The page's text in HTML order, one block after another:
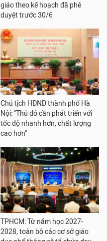
giáo theo kế hoạch đã phê
duyệt trước 30/6
Chủ tịch HĐND thành phố Hà
Nội: "Thủ đô cần phát triển với
tốc độ nhanh hơn, chất lượng
cao hơn"
TPHCM: Từ năm học 2027-
2028, toàn bộ các cơ sở giáo